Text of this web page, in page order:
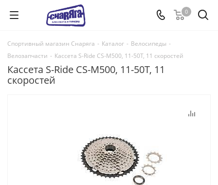
0
Спортивный магазин Снаряга - Каталог - Велосипеды -
Велозапчасти - Кассета S-Ride CS-M500, 11-50T, 11 скоростей
Кассета S-Ride CS-M500, 11-50T, 11
скоростей